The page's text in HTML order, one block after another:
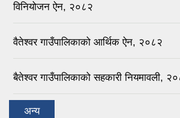
विनियोजन ऐन, २०८२
वैतेश्वर गाउँपालिकाको आर्थिक ऐन, २०८२
बैतेश्वर गाउँपालिकाको सहकारी नियमावली,
अन्य